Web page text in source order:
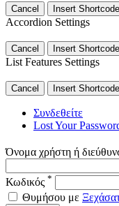
Cancel Insert Shortcode
Accordion Settings
Cancel Insert Shortcode
List Features Settings
Cancel Insert Shortcode
Συνδεθείτε
Lost Your
Όνομα χρήστη ή
Κωδικός *
Θυμήσου με